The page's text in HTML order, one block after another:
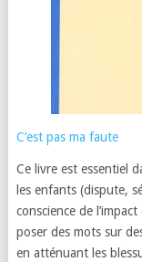
C’est pas ma faute
Ce livre est essentiel
les enfants (dispute,
conscience de
poser des mots sur
en atténuant les